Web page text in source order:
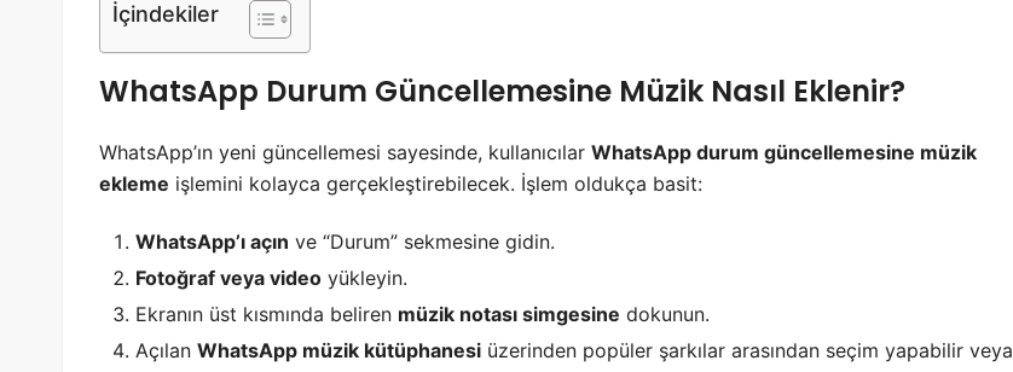
İçindekiler
WhatsApp Durum Güncellemesine Müzik Nasıl Eklenir?
WhatsApp’ın yeni güncellemesi sayesinde, kullanıcılar WhatsApp durum güncellemesine müzik
ekleme işlemini kolayca gerçekleştirebilecek. İşlem oldukça basit:
WhatsApp’ı açın ve “Durum” sekmesine gidin.
Fotoğraf veya video yükleyin.
Ekranın üst kısmında beliren müzik notası simgesine dokunun.
Açılan WhatsApp müzik kütüphanesi üzerinden popüler şarkılar arasından seçim yapabilir veya